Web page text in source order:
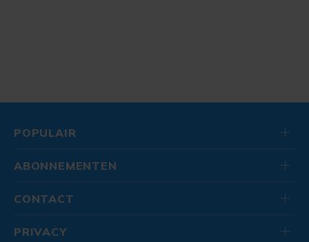
POPULAIR
ABONNEMENTEN
CONTACT
PRIVACY